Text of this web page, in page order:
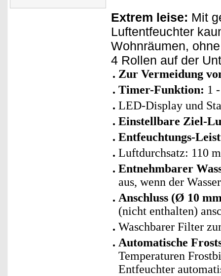
Extrem leise: Mit
Luftentfeuchter
Wohnräumen,
4 Rollen auf der
Zur Vermeidung
Timer-Funktion: 1
LED-Display und
Einstellbare Ziel-
Entfeuchtungs-
Luftdurchsatz: 110
Entnehmbarer
aus, wenn der
Anschluss (Ø 10
(nicht enthalten)
Waschbarer Filter
Automatische
Temperaturen
Entfeuchter